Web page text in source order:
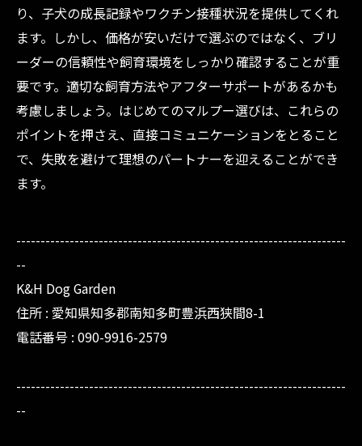
り、子犬の成長記録やワクチン接種状況を提供してくれ
ます。しかし、価格が安いだけで選ぶのではなく、ブリ
ーダーの信頼性や飼育環境をしっかり確認することが重
要です。適切な飼育方法やアフターサポートがあるかも
考慮しましょう。はじめてのマルプー選びは、これらの
ポイントを押さえ、直接コミュニケーションをとること
で、失敗を避けて理想のパートナーを迎えることができ
ます。
--------------------------------------------------------------------
--
K&H Dog Garden
住所 : 愛知県知多郡南知多町豊浜西狭間8-1
電話番号 : 090-9916-2579
--------------------------------------------------------------------
--